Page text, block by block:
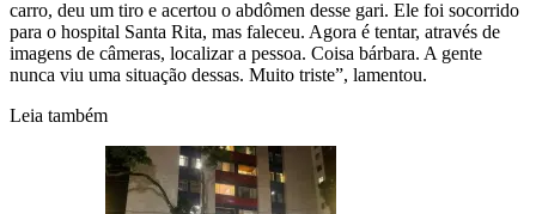
carro, deu um tiro e acertou o abdômen desse gari. Ele foi socorrido
para o hospital Santa Rita, mas faleceu. Agora é tentar, através de
imagens de câmeras, localizar a pessoa. Coisa bárbara. A gente
nunca viu uma situação dessas. Muito triste”, lamentou.
Leia também